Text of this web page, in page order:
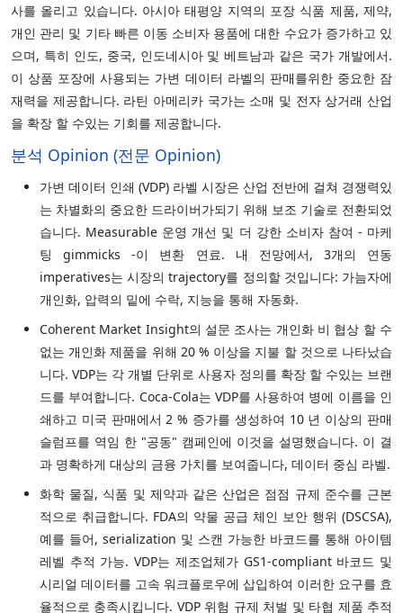
사를 올리고 있습니다. 아시아 태평양 지역의 포장 식품 제품, 제약,
개인 관리 및 기타 빠른 이동 소비자 용품에 대한 수요가 증가하고 있
으며, 특히 인도, 중국, 인도네시아 및 베트남과 같은 국가 개발에서.
이 상품 포장에 사용되는 가변 데이터 라벨의 판매를위한 중요한 잠
재력을 제공합니다. 라틴 아메리카 국가는 소매 및 전자 상거래 산업
을 확장 할 수있는 기회를 제공합니다.
분석 Opinion (전문 Opinion)
가변 데이터 인쇄 (VDP) 라벨 시장은 산업 전반에 걸쳐 경쟁력있
는 차별화의 중요한 드라이버가되기 위해 보조 기술로 전환되었
습니다. Measurable 운영 개선 및 더 강한 소비자 참여 - 마케
팅 gimmicks -이 변환 연료. 내 전망에서, 3개의 연동
imperatives는 시장의 trajectory를 정의할 것입니다: 가늠자에
개인화, 압력의 밑에 수락, 지능을 통해 자동화.
Coherent Market Insight의 설문 조사는 개인화 비 협상 할 수
없는 개인화 제품을 위해 20 % 이상을 지불 할 것으로 나타났습
니다. VDP는 각 개별 단위로 사용자 정의를 확장 할 수있는 브랜
드를 부여합니다. Coca-Cola는 VDP를 사용하여 병에 이름을 인
쇄하고 미국 판매에서 2 % 증가를 생성하여 10 년 이상의 판매
슬럼프를 역임 한 "공동" 캠페인에 이것을 설명했습니다. 이 결
과 명확하게 대상의 금융 가치를 보여줍니다, 데이터 중심 라벨.
화학 물질, 식품 및 제약과 같은 산업은 점점 규제 준수를 근본
적으로 취급합니다. FDA의 약물 공급 체인 보안 행위 (DSCSA),
예를 들어, serialization 및 스캔 가능한 바코드를 통해 아이템
레벨 추적 가능. VDP는 제조업체가 GS1-compliant 바코드 및
시리얼 데이터를 고속 워크플로우에 삽입하여 이러한 요구를 효
율적으로 충족시킵니다. VDP 위험 규제 처벌 및 타협 제품 추적